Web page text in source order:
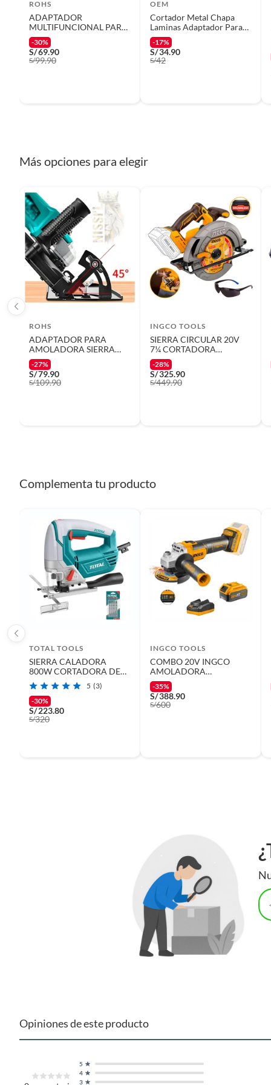
Tipo de trabajo
Alto
Presentación Caja
ROHS
ADAPTADOR
MULTIFUNCIONAL PARA
AMOLADORA
-30%
S/69.90
S/99.90
OEM
Cortador Metal Chapa
Laminas Adaptador Para
Taladro
-17%
S/34.90
S/42
Más opciones para elegir
ROHS
ADAPTADOR PARA
AMOLADORA SIERRA
CIRCULAR GUIA CORTE
45 PREMIUN
-27%
S/79.90
S/109.90
INGCO TOOLS
SIERRA CIRCULAR 20V
7¼ CORTADORA
MADERA BRUSHLESS
INGCO
-28%
S/325.90
S/449.90
Complementa tu producto
TOTAL TOOLS
SIERRA CALADORA
800W CORTADORA DE
METAL Y MADERA TOTAL
- TS2081006
5 (3)
-30%
S/223.80
S/320
INGCO TOOLS
COMBO 20V INGCO
AMOLADORA
BRUSHLESS 4 ½'' BATERIA
4Ah CARGADOR
-35%
S/388.90
S/600
Opiniones de este producto
3
4
5